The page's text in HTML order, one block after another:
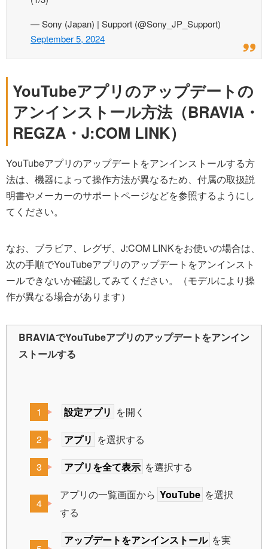
— Sony (Japan) | Support (@Sony_JP_Support)
September 5, 2024
YouTubeアプリのアップデートの
アンインストール方法（BRAVIA・
REGZA・J:COM LINK）
YouTubeアプリのアップデートをアンインストールする方
法は、機器によって操作方法が異なるため、付属の取扱説
明書やメーカーのサポートページなどを参照するようにし
てください。
なお、ブラビア、レグザ、J:COM LINKをお使いの場合は、
次の手順でYouTubeアプリのアップデートをアンインスト
ールできないか確認してみてください。（モデルにより操
作が異なる場合があります）
BRAVIAでYouTubeアプリのアップデートをアンイン
ストールする
設定アプリ を開く
アプリ を選択する
アプリを全て表示 を選択する
アプリの一覧画面から YouTube を選択
する
アップデートをアンインストール を実